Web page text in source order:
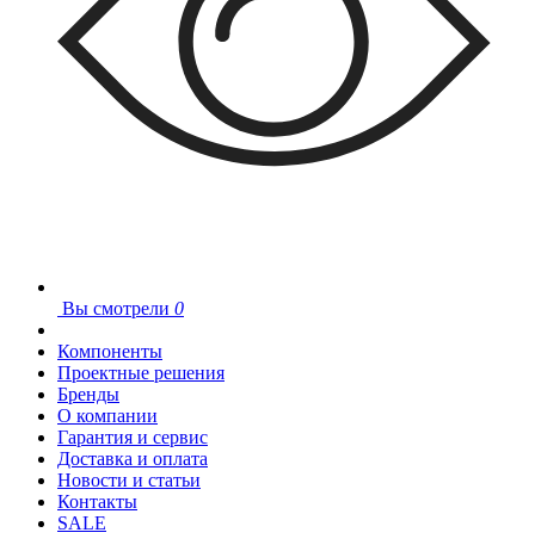
Вы смотрели 0
Компоненты
Проектные решения
Бренды
О компании
Гарантия и сервис
Доставка и оплата
Новости и статьи
Контакты
SALE